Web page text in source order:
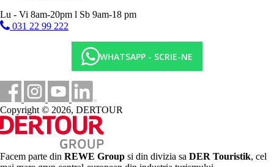
Lu - Vi 8am-20pm l Sb 9am-18 pm
031 22 99 222
WHATSAPP - SCRIE-NE
Copyright © 2026, DERTOUR
Facem parte din REWE Group si din divizia sa DER Touristik, cel